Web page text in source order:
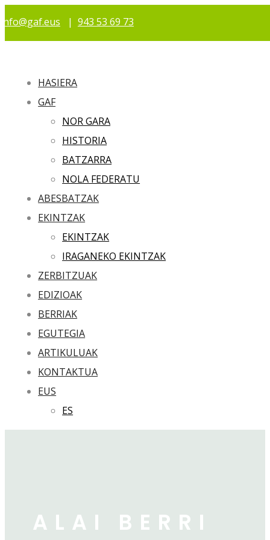
info@gaf.eus | 943 53 69 73
HASIERA
GAF
NOR GARA
HISTORIA
BATZARRA
NOLA FEDERATU
ABESBATZAK
EKINTZAK
EKINTZAK
IRAGANEKO EKINTZAK
ZERBITZUAK
EDIZIOAK
BERRIAK
EGUTEGIA
ARTIKULUAK
KONTAKTUA
EUS
ES
ALAI BERRI